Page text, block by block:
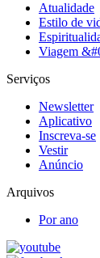
Atualidade
Estilo de
Viagem
Serviços
Newsletter
Aplicativo
Inscreva-se
Vestir
Anúncio
Arquivos
Por ano